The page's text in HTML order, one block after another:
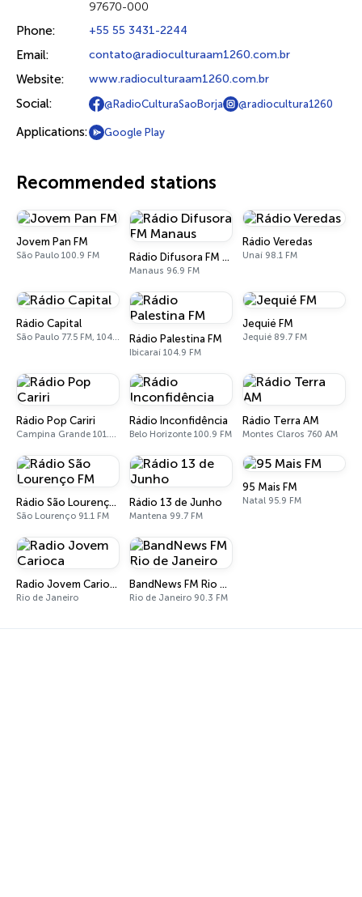
97670-000
Phone: +55 55 3431-2244
Email: contato@radioculturaam1260.com.br
Website: www.radioculturaam1260.com.br
Social: @RadioCulturaSaoBorja @radiocultura1260
Applications: Google Play
Recommended stations
Jovem Pan FM
São Paulo 100.9 FM Rádio Difusora FM Manaus
Manaus 96.9 FM
Rádio Veredas
Unaí 98.1 FM
Rádio Capital
São Paulo 77.5 FM, 1040 AM Rádio Palestina FM
Ibicaraí 104.9 FM
Jequié FM
Jequié 89.7 FM
Rádio Pop Cariri
Campina Grande 101.1 FM
Rádio Inconfidência
Belo Horizonte 100.9 FM
Rádio Terra AM
Montes Claros 760 AM
Rádio São Lourenço FM
São Lourenço 91.1 FM
Rádio 13 de Junho
Mantena 99.7 FM
95 Mais FM
Natal 95.9 FM
Radio Jovem Carioca
Rio de Janeiro
BandNews FM Rio de Janeiro
Rio de Janeiro 90.3 FM